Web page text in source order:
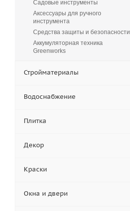
Садовые инструменты
Аксессуары для ручного
инструмента
Средства защиты и безопасности
Аккумуляторная техника
Greenworks
Стройматериалы
Водоснабжение
Плитка
Декор
Краски
Окна и двери